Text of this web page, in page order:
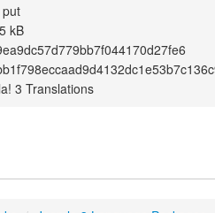
kB
3 Translations